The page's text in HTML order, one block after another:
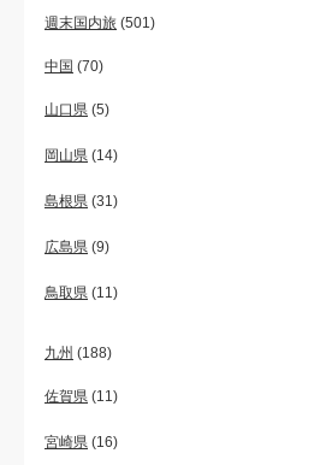
週末国内旅 (501)
中国 (70)
山口県 (5)
岡山県 (14)
島根県 (31)
広島県 (9)
鳥取県 (11)
九州 (188)
佐賀県 (11)
宮崎県 (16)